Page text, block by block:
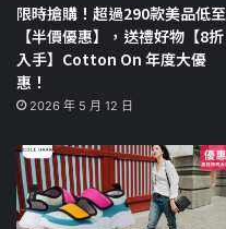
限時搶購！超過290款美品低至
【半價優惠】，送禮好物【8折
入手】Cotton On 年度大優
惠！
2026 年 5 月 12 日